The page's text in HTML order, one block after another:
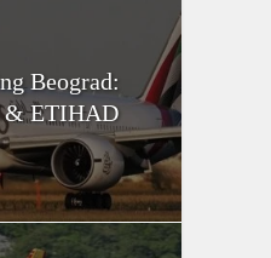
Beograd:
& ETIHAD